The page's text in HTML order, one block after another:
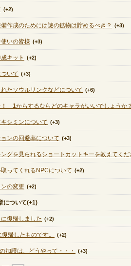
イできません。
(+2)
作成のためには謎の鉱物は貯めるべき？ (+3)
いの皆様 (+3)
キット (+2)
いて (+3)
たソウルリンクなどについて (+6)
1からするならどのキャラがいいでしょうか？
シミンについて (+3)
ンの回避率について (+3)
グを見られるショートカットキーを教えてくだ
ってくれるNPCについて (+2)
の変更 (+2)
について(+1)
復帰しました (+2)
帰したものです。 (+2)
加護は、どうやって・・・ (+3)